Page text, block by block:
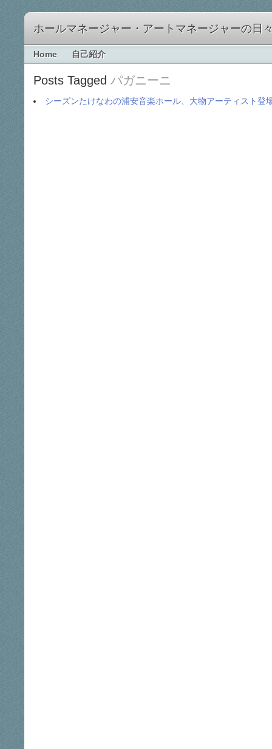
ホールマネージャー・アートマネージャーの日
Home 自己紹介
Posts Tagged パガニーニ
シーズンたけなわの浦安音楽ホール、大物アーティスト登